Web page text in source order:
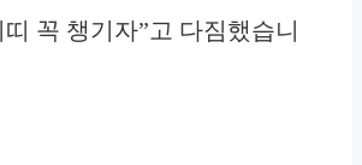
꼭 챙기자”고 다짐했습니